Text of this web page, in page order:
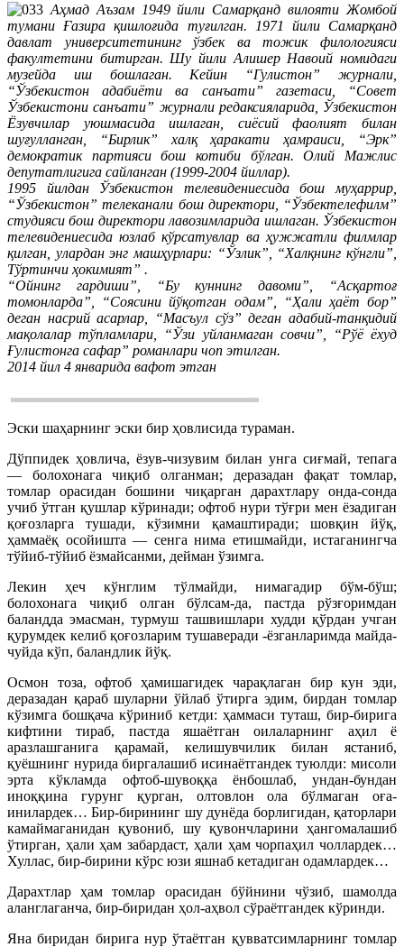
Аҳмад Аъзам 1949 йили Самарқанд вилояти Жомбой
тумани Ғазира қишлоғида туғилган. 1971 йили Самарқанд
давлат университетининг ўзбек ва тожик филологияси
факултетини битирган. Шу йили Алишер Навоий номидаги
музейда иш бошлаган. Кейин “Гулистон” журнали,
“Ўзбекистон адабиёти ва санъати” газетаси, “Совет
Ўзбекистони санъати” журнали редаксияларида, Ўзбекистон
Ёзувчилар уюшмасида ишлаган, сиёсий фаолият билан
шуғулланган, “Бирлик” халқ ҳаракати ҳамраиси, “Эрк”
демократик партияси бош котиби бўлган. Олий Мажлис
депутатлигига сайланган (1999-2004 йиллар).
1995 йилдан Ўзбекистон телевидениесида бош муҳаррир,
“Ўзбекистон” телеканали бош директори, “Ўзбектелефилм”
студияси бош директори лавозимларида ишлаган. Ўзбекистон
телевидениесида юзлаб кўрсатувлар ва ҳужжатли филмлар
қилган, улардан энг машҳурлари: “Ўзлик”, “Халқнинг кўнгли”,
Тўртинчи ҳокимият” .
“Ойнинг гардиши”, “Бу куннинг давоми”, “Асқартоғ
томонларда”, “Соясини йўқотган одам”, “Ҳали ҳаёт бор”
деган насрий асарлар, “Масъул сўз” деган адабий-танқидий
мақолалар тўпламлари, “Ўзи уйланмаган совчи”, “Рўё ёхуд
Ғулистонга сафар” романлари чоп этилган.
2014 йил 4 январида вафот этган
Эски шаҳарнинг эски бир ҳовлисида тураман.
Дўппидек ҳовлича, ёзув-чизувим билан унга сиғмай, тепага
— болохонага чиқиб олганман; деразадан фақат томлар,
томлар орасидан бошини чиқарган дарахтлару онда-сонда
учиб ўтган қушлар кўринади; офтоб нури тўғри мен ёзадиган
қоғозларга тушади, кўзимни қамаштиради; шовқин йўқ,
ҳаммаёқ осойишта — сенга нима етишмайди, истаганингча
тўйиб-тўйиб ёзмайсанми, дейман ўзимга.
Лекин ҳеч кўнглим тўлмайди, нимагадир бўм-бўш;
болохонага чиқиб олган бўлсам-да, пастда рўзғоримдан
баландда эмасман, турмуш ташвишлари худди қўрдан учган
қурумдек келиб қоғозларим тушаверади -ёзганларимда майда-
чуйда кўп, баландлик йўқ.
Осмон тоза, офтоб ҳамишагидек чарақлаган бир кун эди,
деразадан қараб шуларни ўйлаб ўтирга эдим, бирдан томлар
кўзимга бошқача кўриниб кетди: ҳаммаси туташ, бир-бирига
кифтини тираб, пастда яшаётган оилаларнинг аҳил ё
аразлашганига қарамай, келишувчилик билан ястаниб,
қуёшнинг нурида биргалашиб исинаётгандек туюлди: мисоли
эрта кўкламда офтоб-шувоққа ёнбошлаб, ундан-бундан
иноққина гурунг қурган, олтовлон ола бўлмаган оға-
инилардек… Бир-бирининг шу дунёда борлигидан, қаторлари
камаймаганидан қувониб, шу қувончларини ҳангомалашиб
ўтирган, ҳали ҳам забардаст, ҳали ҳам чорпаҳил чоллардек…
Хуллас, бир-бирини кўрс юзи яшнаб кетадиган одамлардек…
Дарахтлар ҳам томлар орасидан бўйнини чўзиб, шамолда
аланглаганча, бир-биридан ҳол-аҳвол сўраётгандек кўринди.
Яна биридан бирига нур ўтаётган қувватсимларнинг томлар